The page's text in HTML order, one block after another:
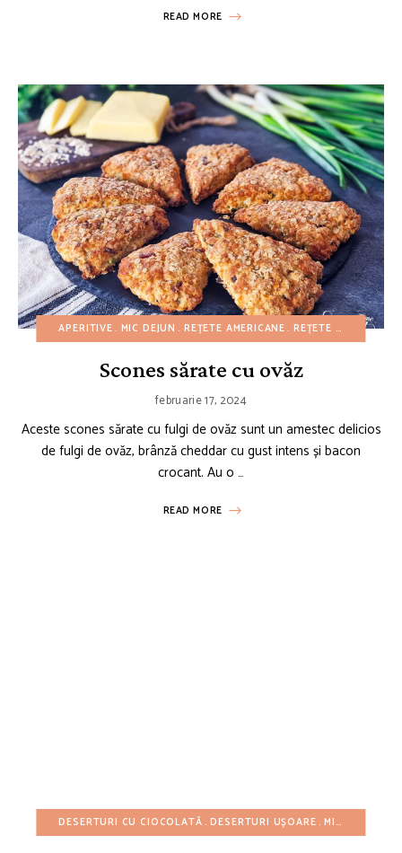
READ MORE
APERITIVE MIC DEJUN REȚETE AMERICANE REȚETE CU BUGET REDUS
Scones sărate cu ovăz
februarie 17, 2024
Aceste scones sărate cu fulgi de ovăz sunt un amestec delicios
de fulgi de ovăz, brânză cheddar cu gust intens și bacon
crocant. Au o …
READ MORE
DESERTURI CU CIOCOLATĂ DESERTURI UȘOARE MINI PRĂJITURI